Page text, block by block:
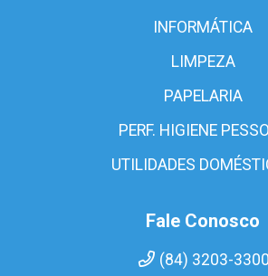
INFORMÁTICA
LIMPEZA
PAPELARIA
PERF. HIGIENE
UTILIDADES
Fale Conosco
(84) 3203-3300